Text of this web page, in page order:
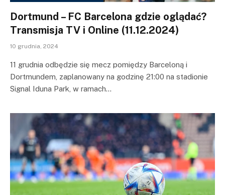
Dortmund – FC Barcelona gdzie oglądać?
Transmisja TV i Online (11.12.2024)
10 grudnia, 2024
11 grudnia odbędzie się mecz pomiędzy Barceloną i
Dortmundem, zaplanowany na godzinę 21:00 na stadionie
Signal Iduna Park, w ramach…